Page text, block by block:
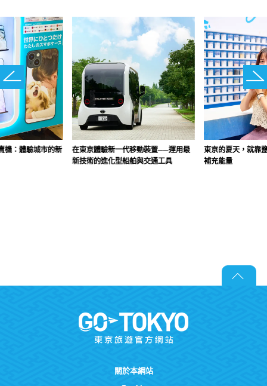
機：體驗城市的新
在東京體驗新一代移動裝置──運用最
新技術的進化型船舶與交通工具
東京的夏天，就靠
補充能量
關於本網站